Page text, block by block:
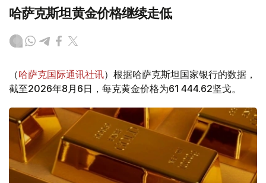
哈萨克斯坦黄金价格继续走低
（哈萨克国际通讯社讯）根据哈萨克斯坦国家银行的数据，
截至2026年8月6日，每克黄金价格为61 444.62坚戈。